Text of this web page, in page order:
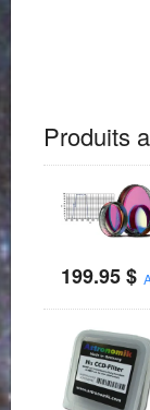
Produits
199.95$